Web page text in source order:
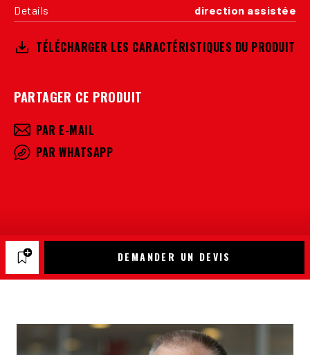
Details
direction assistée
TÉLÉCHARGER LES CARACTÉRISTIQUES DU PRODUIT
PARTAGER CE PRODUIT
PAR E-MAIL
PAR WHATSAPP
DEMANDER UN DEVIS